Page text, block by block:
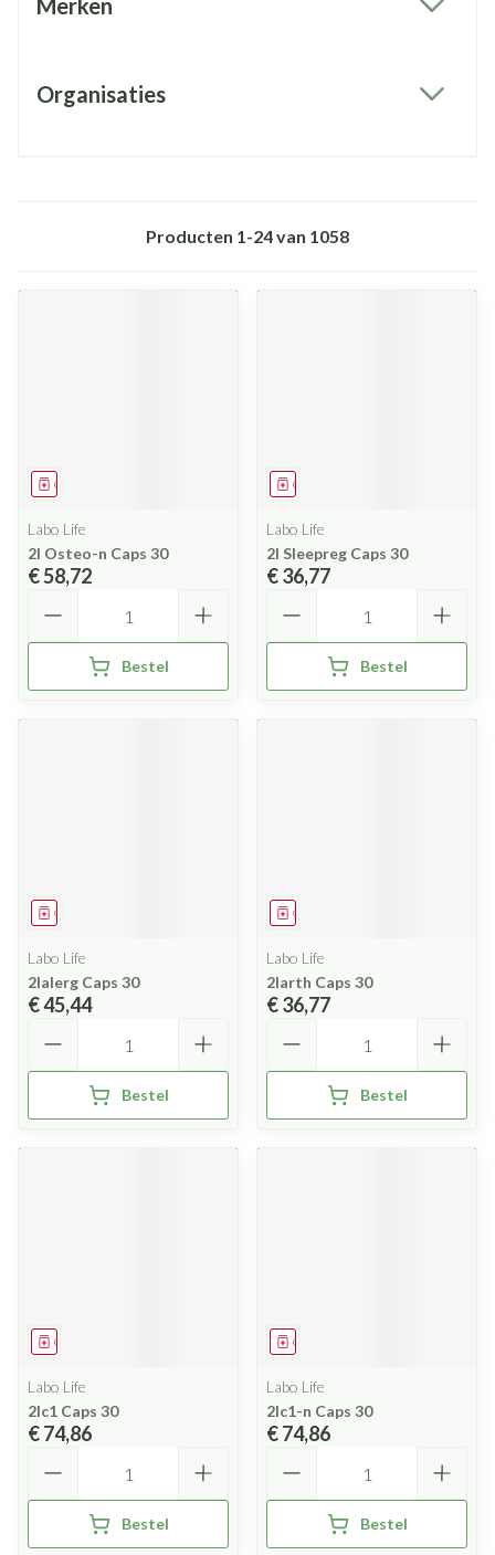
Merken
Organisaties
Producten 1-24van 1058
Geneesmiddel
Labo Life
2l Osteo-n Caps 30
€ 58,72
Bestel
Geneesmiddel
Labo Life
2l Sleepreg Caps 30
€ 36,77
Bestel
Geneesmiddel
Labo Life
2lalerg Caps 30
€ 45,44
Bestel
Geneesmiddel
Labo Life
2larth Caps 30
€ 36,77
Bestel
Geneesmiddel
Labo Life
2lc1 Caps 30
€ 74,86
Bestel
Geneesmiddel
Labo Life
2lc1-n Caps 30
€ 74,86
Bestel